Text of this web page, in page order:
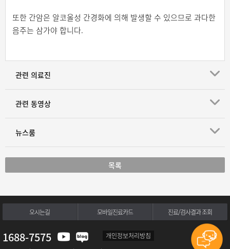
또한 간암은 알코올성 간경화에 의해 발생할 수 있으므로 과다한
음주는 삼가야 합니다.
관련 의료진
관련 동영상
뉴스룸
목록
오시는길 모바일진료카드 진료/검사결과 조회
1688-7575 개인정보처리방침